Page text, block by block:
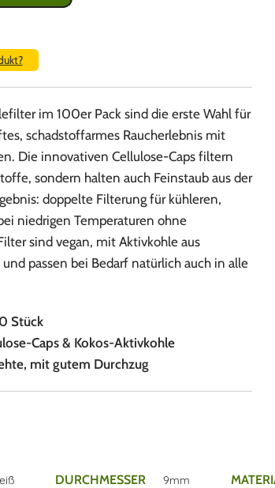
im 100er Pack sind die erste Wahl für
schadstoffarmes Raucherlebnis mit
Die innovativen Cellulose-Caps filtern
sondern halten auch Feinstaub aus der
doppelte Filterung für kühleren,
niedrigen Temperaturen ohne
sind vegan, mit Aktivkohle aus
passen bei Bedarf natürlich auch in alle
Stück
Caps & Kokos-Aktivkohle
mit gutem Durchzug
DURCHMESSER 9mm